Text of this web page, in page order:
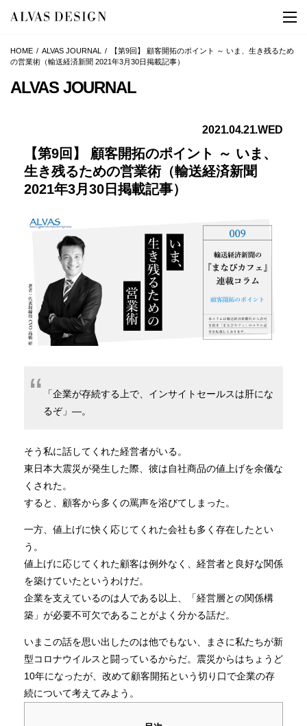
HOME ALVAS JOURNAL
【第9回】 顧客開拓のポイント ～ いま、生き残るため
の営業術（輸送経済新聞 2021年3月30日掲載記事）
ALVAS JOURNAL
2021.04.21.WED
【第9回】 顧客開拓のポイント ～ いま、
生き残るための営業術（輸送経済新聞
2021年3月30日掲載記事）
「企業が存続する上で、インサイトセールスは肝にな
るぞ」―。
そう私に話してくれた経営者がいる。
東日本大震災が発生した際、彼は自社商品の値上げを余儀な
くされた。
すると、顧客から多くの罵声を浴びてしまった。
一方、値上げに快く応じてくれた会社も多く存在したとい
う。
値上げに応じてくれた顧客は例外なく、経営者と良好な関係
を築けていたというわけだ。
企業を支えているのは人である以上、「経営層との関係構
築」が必要不可欠であることがよく分かる話だ。
いまこの話を思い出したのは他でもない、まさに私たちが新
型コロナウイルスと闘っているからだ。震災からはちょうど
10年になったが、改めて顧客開拓という切り口で企業の存
続について考えてみよう。